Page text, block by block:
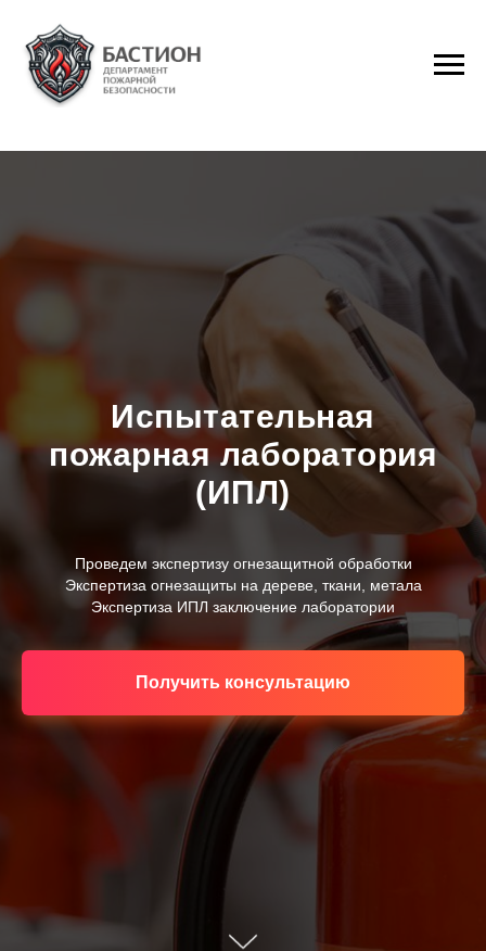
Испытательная
пожарная лаборатория
(ИПЛ)
Проведем экспертизу огнезащитной обработки
Экспертиза огнезащиты на дереве, ткани, метала
Экспертиза ИПЛ заключение лаборатории
Получить консультацию